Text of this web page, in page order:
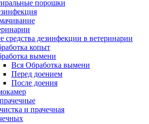
порошки
средства дезинфекции в ветеринарии
копыт
вымени
Вся Обработка вымени
Перед доением
После доения
и прачечная